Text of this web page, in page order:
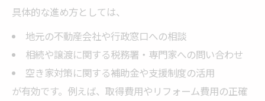
具体的な進め方としては、
地元の不動産会社や行政窓口への相談
相続や譲渡に関する税務署・専門家への問い合わせ
空き家対策に関する補助金や支援制度の活用
が有効です。例えば、取得費用やリフォーム費用の正確